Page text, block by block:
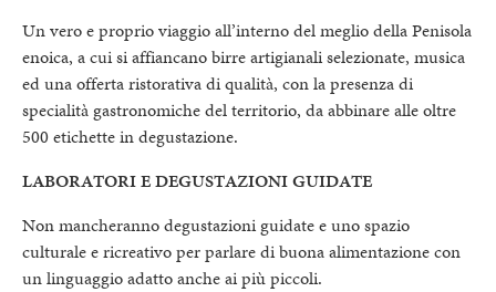
Un vero e proprio viaggio all’interno del meglio della Penisola
enoica, a cui si affiancano birre artigianali selezionate, musica
ed una offerta ristorativa di qualità, con la presenza di
specialità gastronomiche del territorio, da abbinare alle oltre
500 etichette in degustazione.
LABORATORI E DEGUSTAZIONI GUIDATE
Non mancheranno degustazioni guidate e uno spazio
culturale e ricreativo per parlare di buona alimentazione con
un linguaggio adatto anche ai più piccoli.